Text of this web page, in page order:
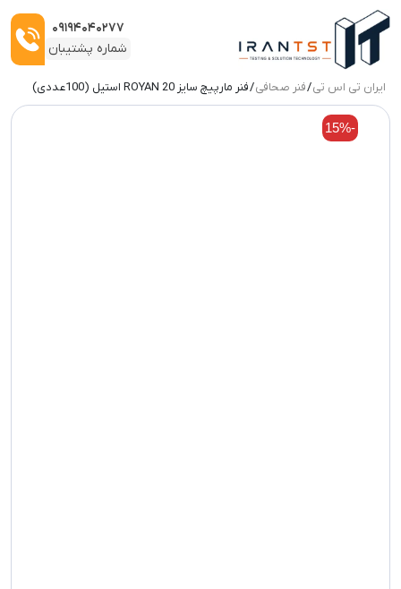
۰۹۱۹۴۰۴۰۲۷۷
شماره پشتیبان
ایران تی اس تی/فنر صحافی/ فنر مارپیچ سایز 20 ROYAN استیل (100عددی)
-15%